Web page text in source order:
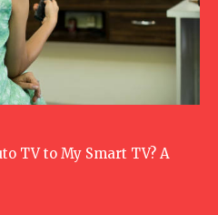
TV to My Smart TV? A